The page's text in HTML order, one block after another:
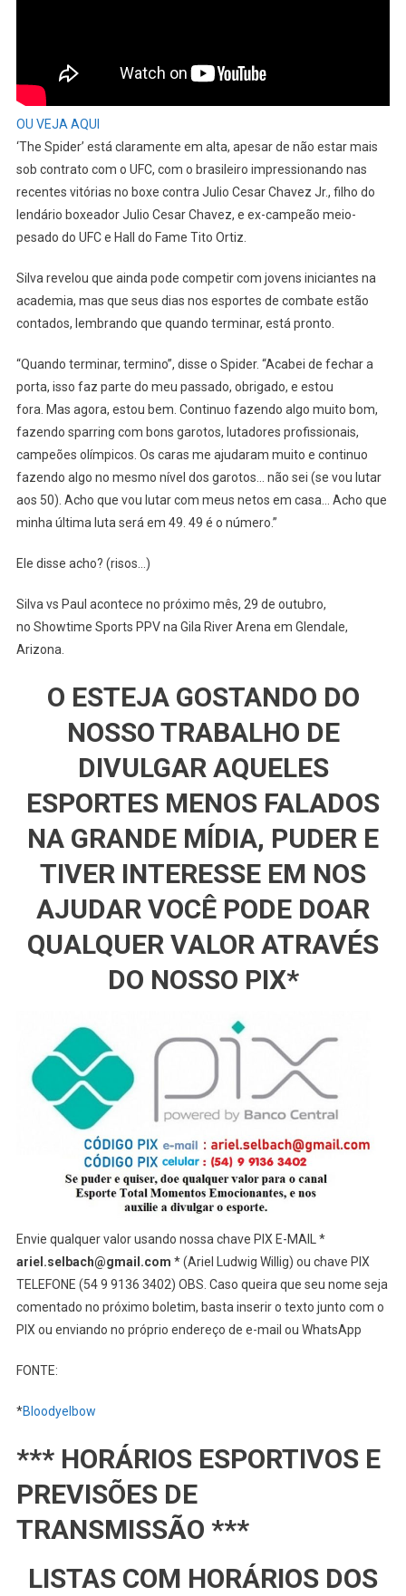
OU VEJA AQUI
‘The Spider’ está claramente em alta, apesar de não estar mais
sob contrato com o UFC, com o brasileiro impressionando nas
recentes vitórias no boxe contra Julio Cesar Chavez Jr., filho do
lendário boxeador Julio Cesar Chavez, e ex-campeão meio-
pesado do UFC e Hall do Fame Tito Ortiz.
Silva revelou que ainda pode competir com jovens iniciantes na
academia, mas que seus dias nos esportes de combate estão
contados, lembrando que quando terminar, está pronto.
“Quando terminar, termino”, disse o Spider. “Acabei de fechar a
porta, isso faz parte do meu passado, obrigado, e estou
fora. Mas agora, estou bem. Continuo fazendo algo muito bom,
fazendo sparring com bons garotos, lutadores profissionais,
campeões olímpicos. Os caras me ajudaram muito e continuo
fazendo algo no mesmo nível dos garotos… não sei (se vou lutar
aos 50). Acho que vou lutar com meus netos em casa… Acho que
minha última luta será em 49. 49 é o número.”
Ele disse acho? (risos…)
Silva vs Paul acontece no próximo mês, 29 de outubro,
no Showtime Sports PPV na Gila River Arena em Glendale,
Arizona.
O ESTEJA GOSTANDO DO
NOSSO TRABALHO DE
DIVULGAR AQUELES
ESPORTES MENOS FALADOS
NA GRANDE MÍDIA, PUDER E
TIVER INTERESSE EM NOS
AJUDAR VOCÊ PODE DOAR
QUALQUER VALOR ATRAVÉS
DO NOSSO PIX*
Envie qualquer valor usando nossa chave PIX E-MAIL *
ariel.selbach@gmail.com * (Ariel Ludwig Willig) ou chave PIX
TELEFONE (54 9 9136 3402) OBS. Caso queira que seu nome seja
comentado no próximo boletim, basta inserir o texto junto com o
PIX ou enviando no próprio endereço de e-mail ou WhatsApp
FONTE:
*Bloodyelbow
*** HORÁRIOS ESPORTIVOS E
PREVISÕES DE
TRANSMISSÃO ***
LISTAS COM HORÁRIOS DOS